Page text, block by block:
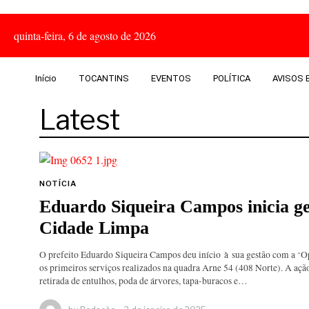
quinta-feira, 6 de agosto de 2026
Início TOCANTINS EVENTOS POLÍTICA AVISOS
Latest
NOTÍCIA
Eduardo Siqueira Campos inicia
Cidade Limpa
O prefeito Eduardo Siqueira Campos deu início à sua gestão com a
os primeiros serviços realizados na quadra Arne 54 (408 Norte). A
retirada de entulhos, poda de árvores, tapa-buracos e…